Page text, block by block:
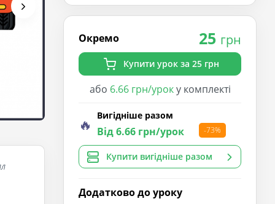
Окремо 25 грн
Купити урок за 25 грн
або 6.66 грн/уроку комплекті
🔥 Вигідніше разом
Від 6.66 грн/урок -73%
Купити вигідніше разом
Додатково до уроку